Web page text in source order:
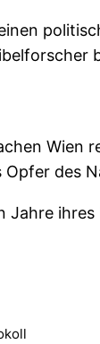
Wien
des
Jahre